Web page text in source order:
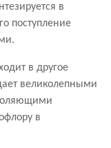
в
поступление
в другое
великолепными
в